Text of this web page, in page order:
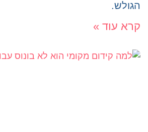
הגולש.
קרא עוד »